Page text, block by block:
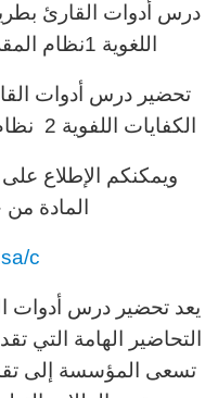
درس أدوات القارئ
اللغوية 1نظام المقررات فصل دراسي تاني .
تحضير درس أدوات
الكفايات اللفوية 2 نظام المقررات فصل دراسي ثاني
ويمكنكم الإطلاع
المادة من
c
يعد تحضير درس أدوات
التحاضير الهامة التي
تسعى المؤسسة إلى